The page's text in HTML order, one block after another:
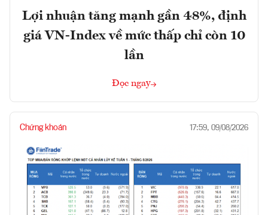
Lợi nhuận tăng mạnh gần 48%, định
giá VN-Index về mức thấp chỉ còn 10
lần
Đọc ngay
Chứng khoán 17:59, 09/08/2026